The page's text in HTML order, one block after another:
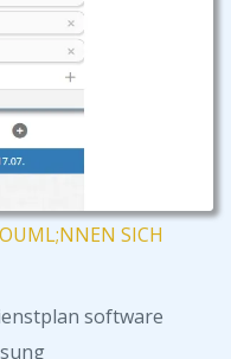
SICH
software